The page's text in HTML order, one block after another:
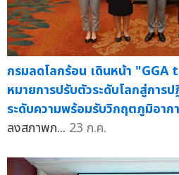
กรมลดโลกร้อน เดินหน้า "GGA
หมายการปรับตัวระดับโลกสู่การ
ระดับความพร้อมรับวิกฤตภูมิอาก
ลงสภาพภ... 23 ก.ค.